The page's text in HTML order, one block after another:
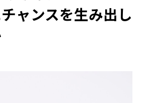
ャンスを生み出し